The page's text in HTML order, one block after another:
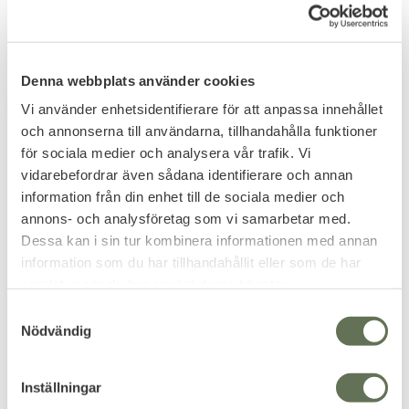
Denna webbplats använder cookies
Vi använder enhetsidentifierare för att anpassa innehållet
och annonserna till användarna, tillhandahålla funktioner
för sociala medier och analysera vår trafik. Vi
vidarebefordrar även sådana identifierare och annan
information från din enhet till de sociala medier och
annons- och analysföretag som vi samarbetar med.
Dessa kan i sin tur kombinera informationen med annan
information som du har tillhandahållit eller som de har
Nödvändig
Inställningar
Lägg till i favoriter
Mil-Tec Swat Classic 9
Populära prisvärda kängor.
FAVORIT
Lägg till i favoriter
Viper Tactical Security
Ett smidigt och praktiskt
bältsystem med flera fickor.